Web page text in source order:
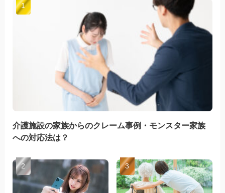
介護施設の家族からのクレーム事例・モンスター家族
への対応法は？